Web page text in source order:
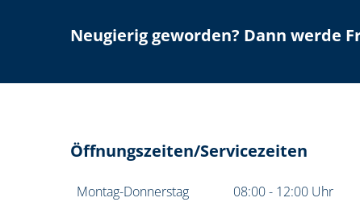
Neugierig geworden? Dann werde
Öffnungszeiten/Servicezeiten
Montag-Donnerstag
08:00 - 12:00 Uhr